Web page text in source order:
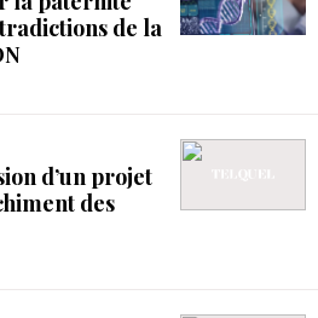
de la
d’un projet
des